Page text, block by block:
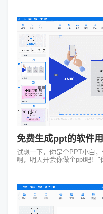
免费生成ppt的软件
试想一下，你是个PPT小白
啊，明天开会你做个ppt吧！"